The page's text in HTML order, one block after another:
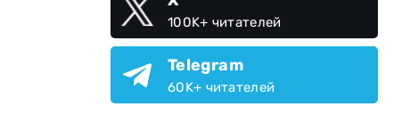
100K+ читателей
Telegram
60K+ читателей